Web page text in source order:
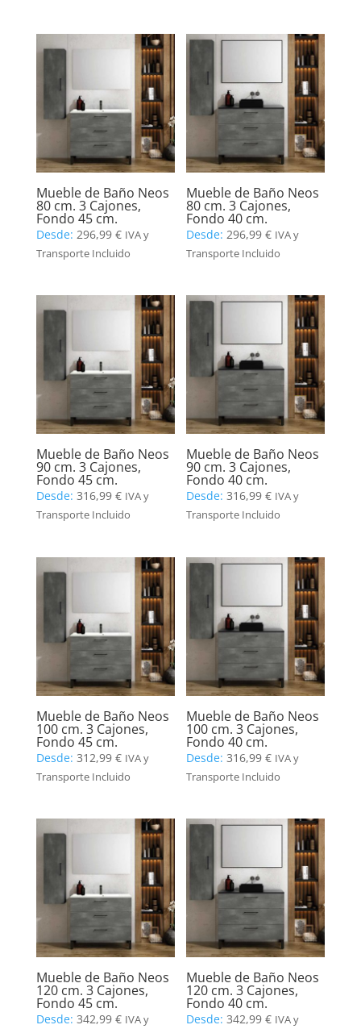
Mueble de Baño Neos
80 cm. 3 Cajones,
Fondo 45 cm.
Desde: 296,99 € IVA y
Transporte Incluido
Mueble de Baño Neos
80 cm. 3 Cajones,
Fondo 40 cm.
Desde:296,99€ IVA y
Transporte Incluido
Mueble de Baño Neos
90 cm. 3 Cajones,
Fondo 45 cm.
Desde: 316,99 € IVA y
Transporte Incluido
Mueble de Baño Neos
90 cm. 3 Cajones,
Fondo 40 cm.
Desde:316,99€ IVA y
Transporte Incluido
Mueble de Baño Neos
100 cm. 3 Cajones,
Fondo 45 cm.
Desde: 312,99 € IVA y
Transporte Incluido
Mueble de Baño Neos
100 cm. 3 Cajones,
Fondo 40 cm.
Desde:316,99€ IVA y
Transporte Incluido
Mueble de Baño Neos
120 cm. 3 Cajones,
Fondo 45 cm.
Desde: 342,99 € IVA y
Mueble de Baño Neos
120 cm. 3 Cajones,
Fondo 40 cm.
Desde:342,99€ IVA y